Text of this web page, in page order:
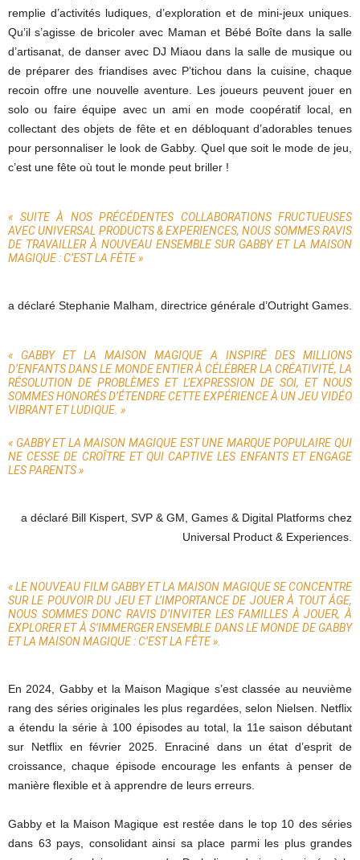
remplie d’activités ludiques, d’exploration et de mini-jeux uniques.
Qu’il s’agisse de bricoler avec Maman et Bébé Boîte dans la salle
d’artisanat, de danser avec DJ Miaou dans la salle de musique ou
de préparer des friandises avec P’tichou dans la cuisine, chaque
recoin offre une nouvelle aventure. Les joueurs peuvent jouer en
solo ou faire équipe avec un ami en mode coopératif local, en
collectant des objets de fête et en débloquant d’adorables tenues
pour personnaliser le look de Gabby. Quel que soit le mode de jeu,
c’est une fête où tout le monde peut briller !
« SUITE À NOS PRÉCÉDENTES COLLABORATIONS FRUCTUEUSES
AVEC UNIVERSAL PRODUCTS & EXPERIENCES, NOUS SOMMES RAVIS
DE TRAVAILLER À NOUVEAU ENSEMBLE SUR GABBY ET LA MAISON
MAGIQUE : C’EST LA FÊTE »
a déclaré Stephanie Malham, directrice générale d’Outright Games.
« GABBY ET LA MAISON MAGIQUE A INSPIRÉ DES MILLIONS
D’ENFANTS DANS LE MONDE ENTIER À CÉLÉBRER LA CRÉATIVITÉ, LA
RÉSOLUTION DE PROBLÈMES ET L’EXPRESSION DE SOI, ET NOUS
SOMMES HONORÉS D’ÉTENDRE CETTE EXPÉRIENCE À UN JEU VIDÉO
VIBRANT ET LUDIQUE. »
« GABBY ET LA MAISON MAGIQUE EST UNE MARQUE POPULAIRE QUI
NE CESSE DE CROÎTRE ET QUI CAPTIVE LES ENFANTS ET ENGAGE
LES PARENTS »
a déclaré Bill Kispert, SVP & GM, Games & Digital Platforms chez
Universal Product & Experiences.
« LE NOUVEAU FILM GABBY ET LA MAISON MAGIQUE SE CONCENTRE
SUR LE POUVOIR DU JEU ET L’IMPORTANCE DE JOUER À TOUT ÂGE,
NOUS SOMMES DONC RAVIS D’INVITER LES FAMILLES À JOUER, À
EXPLORER ET À S’IMMERGER ENSEMBLE DANS LE MONDE DE GABBY
ET LA MAISON MAGIQUE : C’EST LA FÊTE ».
En 2024, Gabby et la Maison Magique s’est classée au neuvième
rang des séries originales les plus regardées, selon Nielsen. Netflix
a étendu la série à 100 épisodes au total, la 11e saison débutant
sur Netflix en février 2025. Enraciné dans un état d’esprit de
croissance, chaque épisode encourage les enfants à penser de
manière flexible et à apprendre de leurs erreurs.
Gabby et la Maison Magique est restée dans le top 10 des séries
dans 63 pays, consolidant ainsi sa place parmi les plus grandes